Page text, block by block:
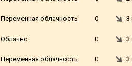
Переменная облачность 0 3
Облачно 0 3
Переменная облачность 0 3